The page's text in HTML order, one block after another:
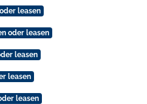
leasen
oder leasen
leasen
leasen
leasen